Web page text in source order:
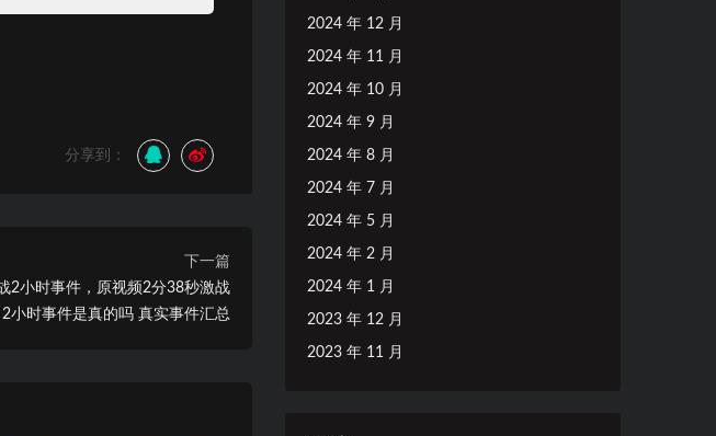
分享到：
下一篇
2小时事件，原视频2分38秒激战
2小时事件是真的吗 真实事件汇总
2024 年 12 月
2024 年 11 月
2024 年 10 月
2024 年 9 月
2024 年 8 月
2024 年 7 月
2024 年 5 月
2024 年 2 月
2024 年 1 月
2023 年 12 月
2023 年 11 月